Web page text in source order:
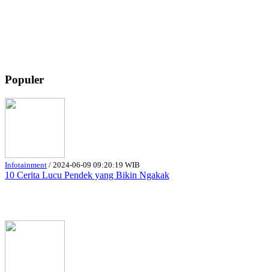
Populer
Infotainment / 2024-06-09 09:20:19 WIB
10 Cerita Lucu Pendek yang Bikin Ngakak